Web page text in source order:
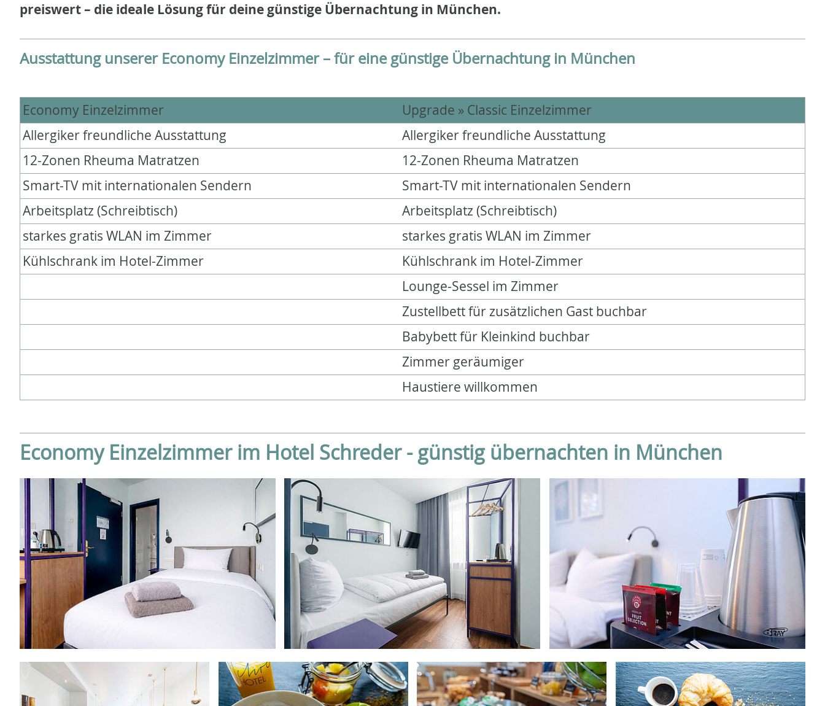
preiswert – die ideale Lösung für deine günstige Übernachtung in München.
Ausstattung unserer Economy Einzelzimmer – für eine günstige Übernachtung in München
Economy Einzelzimmer
Upgrade » Classic Einzelzimmer
Allergiker freundliche Ausstattung
Allergiker freundliche Ausstattung
12-Zonen Rheuma Matratzen
12-Zonen Rheuma Matratzen
Smart-TV mit internationalen Sendern
Smart-TV mit internationalen Sendern
Arbeitsplatz (Schreibtisch)
Arbeitsplatz (Schreibtisch)
starkes gratis WLAN im Zimmer
starkes gratis WLAN im Zimmer
Kühlschrank im Hotel-Zimmer
Kühlschrank im Hotel-Zimmer
Lounge-Sessel im Zimmer
Zustellbett für zusätzlichen Gast buchbar
Babybett für Kleinkind buchbar
Zimmer geräumiger
Haustiere willkommen
Economy Einzelzimmer im Hotel Schreder - günstig übernachten in München